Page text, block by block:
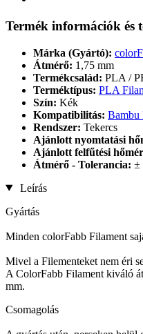
Termék információk és
Márka (Gyártó):
Átmérő: 1,75 mm
Termékcsalád: PLA /
Terméktípus: PLA
Szín: Kék
Kompatibilitás:
Rendszer: Tekercs
Ajánlott nyomtatási
Ajánlott felfűtési
Átmérő - Tolerancia: ±
Leírás
Gyártás
Minden colorFabb Filament
Mivel a Filementeket nem éri
A ColorFabb Filament kiváló
mm.
Csomagolás